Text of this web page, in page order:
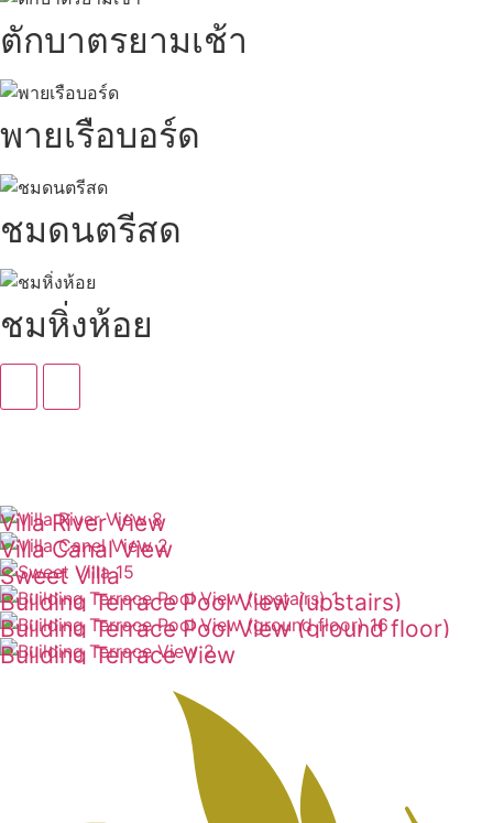
ตักบาตรยามเช้า
พายเรือบอร์ด
ชมดนตรีสด
ชมหิ่งห้อย
Villa River View
ดูเพิ่มเติม
Villa Canal View
ดูเพิ่มเติม
Sweet Villa
ดูเพิ่มเติม
Building Terrace Pool View (upstairs)
ดูเพิ่มเติม
Building Terrace Pool View (ground floor)
ดูเพิ่มเติม
Building Terrace View